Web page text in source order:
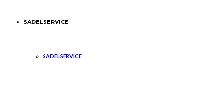
SADELSERVICE
SADELSERVICE